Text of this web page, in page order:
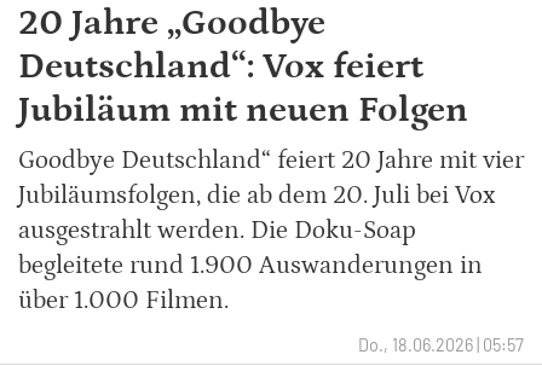
20 Jahre „Goodbye
Deutschland“: Vox feiert
Jubiläum mit neuen Folgen
Goodbye Deutschland“ feiert 20 Jahre mit vier
Jubiläumsfolgen, die ab dem 20. Juli bei Vox
ausgestrahlt werden. Die Doku-Soap
begleitete rund 1.900 Auswanderungen in
über 1.000 Filmen.
Do., 18.06.2026 | 05:57